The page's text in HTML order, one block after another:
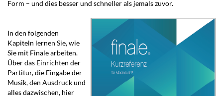
Form – und dies besser und schneller als jemals zuvor.
In den folgenden
Kapiteln lernen Sie, wie
Sie mit Finale arbeiten.
Über das Einrichten der
Partitur, die Eingabe der
Musik, den Ausdruck und
alles dazwischen, hier